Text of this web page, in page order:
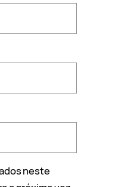
neste